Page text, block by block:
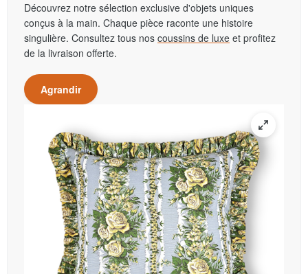
Découvrez notre sélection exclusive d'objets uniques
conçus à la main. Chaque pièce raconte une histoire
singulière. Consultez tous nos coussins de luxe et profitez
de la livraison offerte.
Agrandir